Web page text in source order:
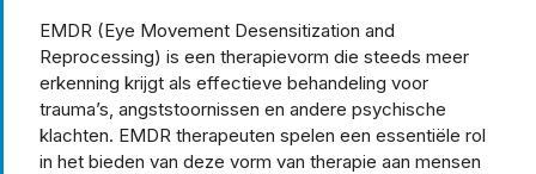
EMDR (Eye Movement Desensitization and
Reprocessing) is een therapievorm die steeds meer
erkenning krijgt als effectieve behandeling voor
trauma’s, angststoornissen en andere psychische
klachten. EMDR therapeuten spelen een essentiële rol
in het bieden van deze vorm van therapie aan mensen